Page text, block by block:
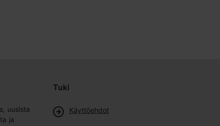
uusista
ja
Tuki
Käyttöehdot